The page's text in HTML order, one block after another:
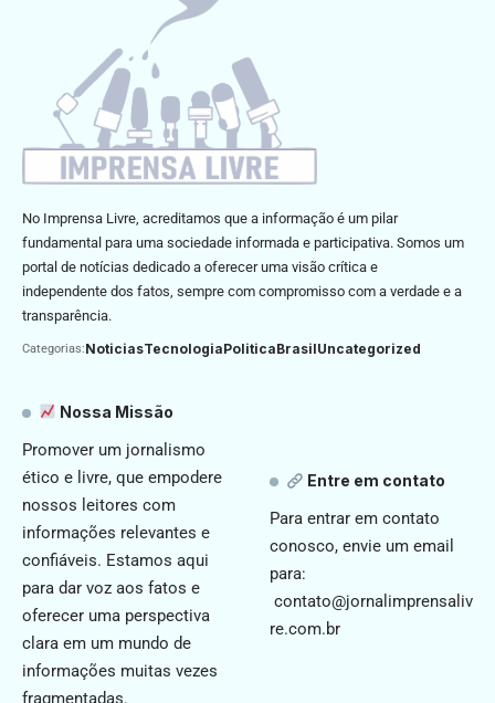
No Imprensa Livre, acreditamos que a informação é um pilar
fundamental para uma sociedade informada e participativa. Somos um
portal de notícias dedicado a oferecer uma visão crítica e
independente dos fatos, sempre com compromisso com a verdade e a
transparência.
Categorias:NoticiasTecnologiaPoliticaBrasilUncategorized
Nossa Missão
Promover um jornalismo
ético e livre, que empodere
nossos leitores com
informações relevantes e
confiáveis. Estamos aqui
para dar voz aos fatos e
oferecer uma perspectiva
clara em um mundo de
informações muitas vezes
fragmentadas.
Entre em contato
Para entrar em contato
conosco, envie um email
para:
contato@jornalimprensaliv
re.com.br